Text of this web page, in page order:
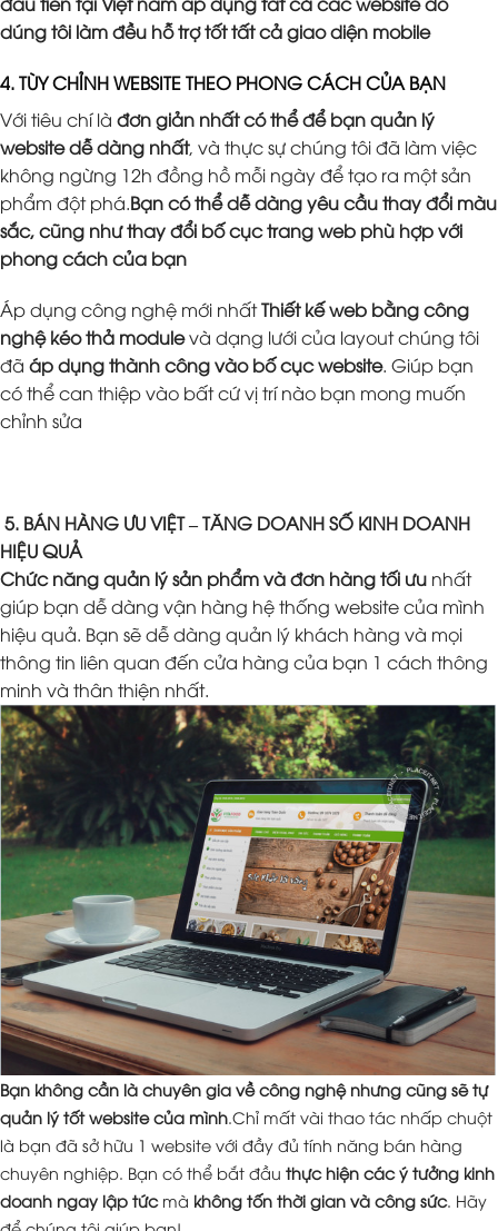
dúng tôi làm đều hỗ trợ tốt tất cả giao diện mobile
4. TÙY CHỈNH WEBSITE THEO PHONG CÁCH CỦA BẠN
Với tiêu chí là đơn giản nhất có thể để bạn quản lý
website dễ dàng nhất, và thực sự chúng tôi đã làm việc
không ngừng 12h đồng hồ mỗi ngày để tạo ra một sản
phẩm đột phá.Bạn có thể dễ dàng yêu cầu thay đổi màu
sắc, cũng như thay đổi bố cục trang web phù hợp với
phong cách của bạn
Áp dụng công nghệ mới nhấtThiết kế web bằng công
nghệ kéo thả modulevà dạng lưới của layout chúng tôi
đã áp dụng thành công vào bố cục website. Giúp bạn
có thể can thiệp vào bất cứ vị trí nào bạn mong muốn
chỉnh sửa
5. BÁN HÀNG ƯU VIỆT – TĂNG DOANH SỐ KINH DOANH
HIỆU QUẢ
Chức năng quản lý sản phẩm và đơn hàng tối ưu nhất
giúp bạn dễ dàng vận hàng hệ thống website của mình
hiệu quả. Bạn sẽ dễ dàng quản lý khách hàng và mọi
thông tin liên quan đến cửa hàng của bạn 1 cách thông
minh và thân thiện nhất.
Bạn không cần là chuyên gia về công nghệ nhưng cũng sẽ tự
quản lý tốt website của mình.Chỉ mất vài thao tác nhấp chuột
là bạn đã sở hữu 1 website với đầy đủ tính năng bán hàng
chuyên nghiệp. Bạn có thể bắt đầu thực hiện các ý tưởng kinh
doanh ngay lập tứcmà không tốn thời gian và công sức. Hãy